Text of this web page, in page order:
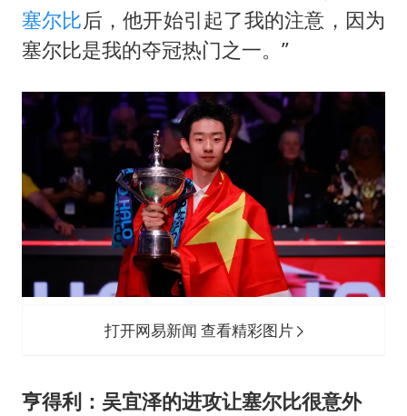
塞尔比后，他开始引起了我的注意，因为
塞尔比是我的夺冠热门之一。”
打开网易新闻 查看精彩图片
亨得利：吴宜泽的进攻让塞尔比很意外